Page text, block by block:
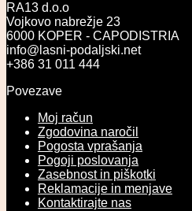
RA13 d.o.o
Vojkovo nabrežje 23
6000 KOPER - CAPODISTRIA
info@lasni-podaljski.net
+386 31 011 444
Povezave
Moj račun
Zgodovina naročil
Pogosta vprašanja
Pogoji poslovanja
Zasebnost in piškotki
Reklamacije in menjave
Kontaktirajte nas